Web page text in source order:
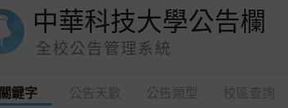
中華科技大學公告欄
全校公告管理系統
關鍵字 公告天數 公告類型 校區查詢